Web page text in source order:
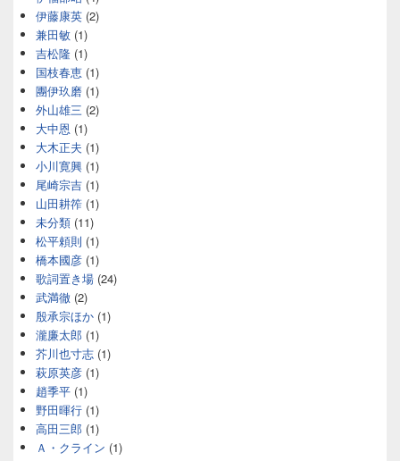
伊藤康英 (2)
兼田敏 (1)
吉松隆 (1)
国枝春恵 (1)
團伊玖磨 (1)
外山雄三 (2)
大中恩 (1)
大木正夫 (1)
小川寛興 (1)
尾崎宗吉 (1)
山田耕筰 (1)
未分類 (11)
松平頼則 (1)
橋本國彦 (1)
歌詞置き場 (24)
武満徹 (2)
殷承宗ほか (1)
瀧廉太郎 (1)
芥川也寸志 (1)
萩原英彦 (1)
趙季平 (1)
野田暉行 (1)
高田三郎 (1)
Ａ・クライン (1)